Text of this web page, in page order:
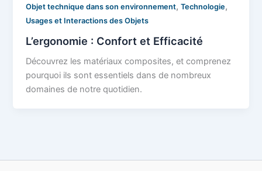
Objet technique dans son environnement,Technologie,
Usages et Interactions des Objets
L’ergonomie : Confort et Efficacité
Découvrez les matériaux composites, et comprenez
pourquoi ils sont essentiels dans de nombreux
domaines de notre quotidien.